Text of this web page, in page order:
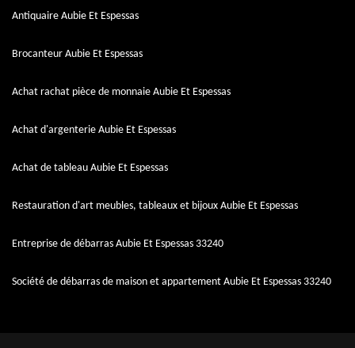
Antiquaire Aubie Et Espessas
Brocanteur Aubie Et Espessas
Achat rachat pièce de monnaie Aubie Et Espessas
Achat d'argenterie Aubie Et Espessas
Achat de tableau Aubie Et Espessas
Restauration d'art meubles, tableaux et bijoux Aubie Et Espessas
Entreprise de débarras Aubie Et Espessas 33240
Société de débarras de maison et appartement Aubie Et Espessas 33240